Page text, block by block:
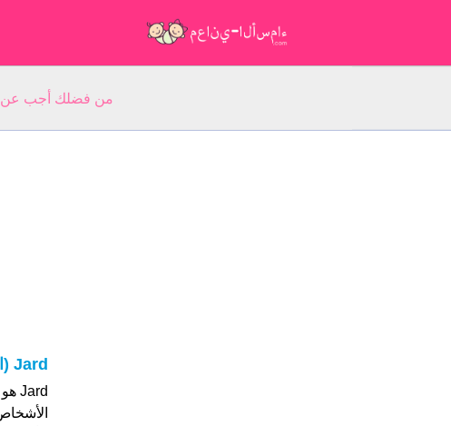
من فضلك أجب عن 5 أسئلة عن اسمك الأول: اسمك هو:
Jard (اسم مفضل)